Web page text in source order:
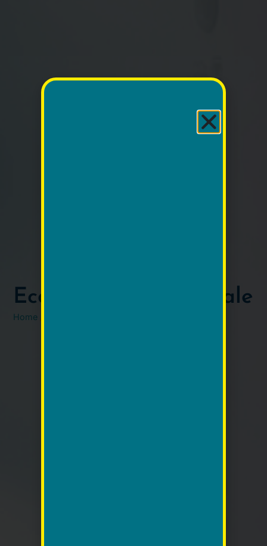
Ecodoppler addominale
Home /